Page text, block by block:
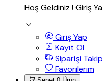
Hoş Geldiniz !Giriş
Giriş Yap
Kayıt Ol
Siparişi
Favorilerim